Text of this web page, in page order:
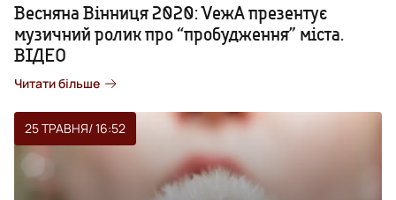
Весняна Вінниця 2020: VежА презентує
музичний ролик про “пробудження” міста.
ВІДЕО
Читати більше
25 ТРАВНЯ/ 16:52